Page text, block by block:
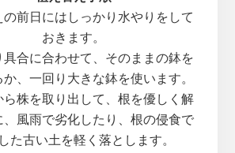
の前日にはしっかり水やりをして
おきます。
具合に合わせて、そのままの鉢を
、一回り大きな鉢を使います。
ら株を取り出して、根を優しく解
、風雨で劣化したり、根の侵食で
た古い土を軽く落とします。